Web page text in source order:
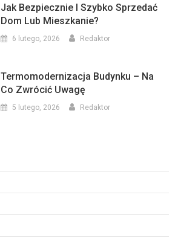
Jak Bezpiecznie I Szybko Sprzedać
Dom Lub Mieszkanie?
6 lutego, 2026 Redaktor
Termomodernizacja Budynku – Na
Co Zwrócić Uwagę
5 lutego, 2026 Redaktor